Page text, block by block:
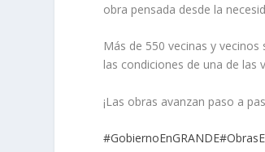
obra pensada desde la
Más de 550 vecinas y
las condiciones de una de las
¡Las obras avanzan paso a
#GobiernoEnGRANDE